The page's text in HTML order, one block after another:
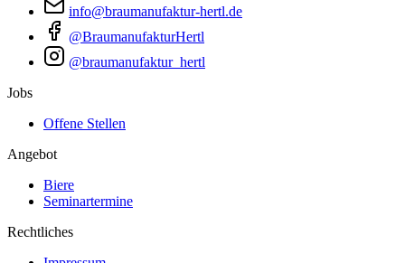
info@braumanufaktur-hertl.de
@BraumanufakturHertl
@braumanufaktur_hertl
Jobs
Offene Stellen
Angebot
Biere
Seminartermine
Rechtliches